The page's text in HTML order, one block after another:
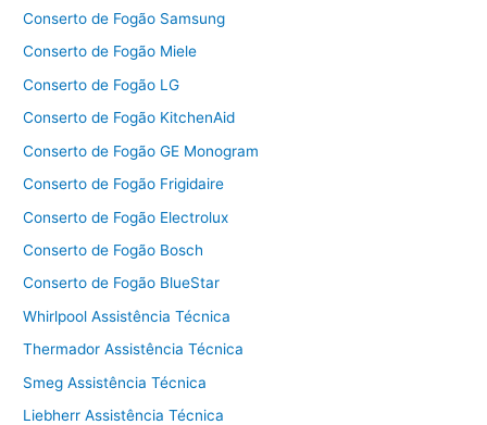
Conserto de Fogão Samsung
Conserto de Fogão Miele
Conserto de Fogão LG
Conserto de Fogão KitchenAid
Conserto de Fogão GE Monogram
Conserto de Fogão Frigidaire
Conserto de Fogão Electrolux
Conserto de Fogão Bosch
Conserto de Fogão BlueStar
Whirlpool Assistência Técnica
Thermador Assistência Técnica
Smeg Assistência Técnica
Liebherr Assistência Técnica